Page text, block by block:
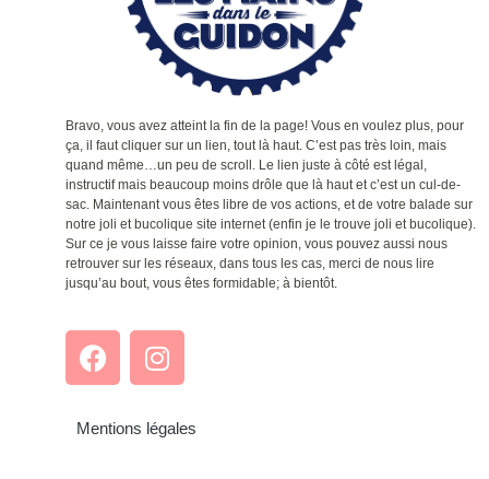
Bravo, vous avez atteint la fin de la page! Vous en voulez plus, pour
ça, il faut cliquer sur un lien, tout là haut. C’est pas très loin, mais
quand même…un peu de scroll. Le lien juste à côté est légal,
instructif mais beaucoup moins drôle que là haut et c’est un cul-de-
sac. Maintenant vous êtes libre de vos actions, et de votre balade sur
notre joli et bucolique site internet (enfin je le trouve joli et bucolique).
Sur ce je vous laisse faire votre opinion, vous pouvez aussi nous
retrouver sur les réseaux, dans tous les cas, merci de nous lire
jusqu’au bout, vous êtes formidable; à bientôt.
Mentions légales